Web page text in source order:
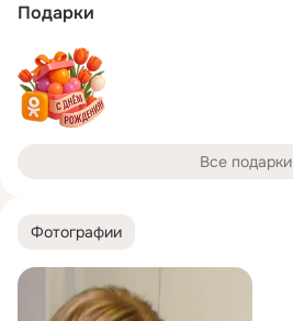
Фотографии
Подарки
Все подарки